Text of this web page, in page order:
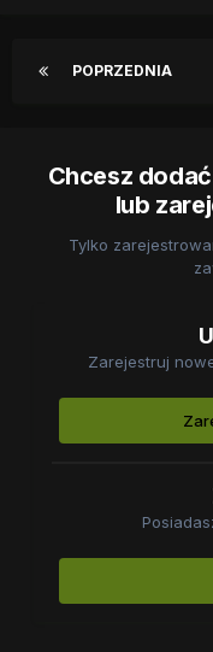
POPRZEDNIA
Chcesz
lub
Tylko
Zarejestruj